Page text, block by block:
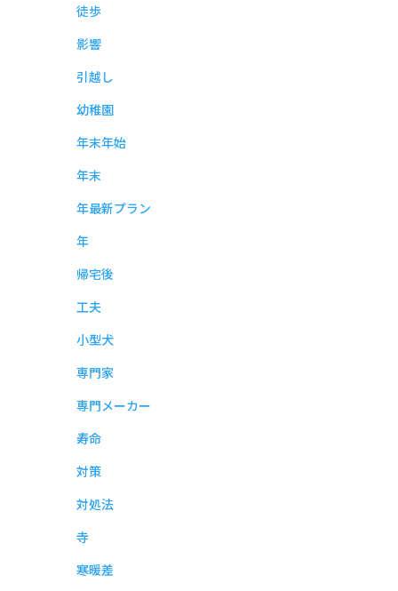
徒歩
影響
引越し
幼稚園
年末年始
年末
年最新プラン
年
帰宅後
工夫
小型犬
専門家
専門メーカー
寿命
対策
対処法
寺
寒暖差